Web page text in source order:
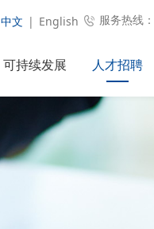
服务热线：
中文 | English
可持续发展 人才招聘